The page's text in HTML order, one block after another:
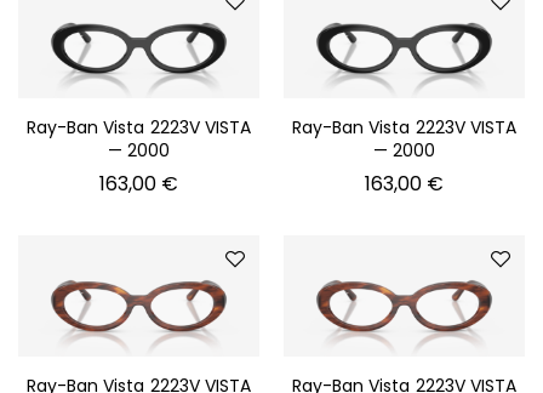
Ray-Ban Vista 2223V VISTA
— 2000
163,00 €
Ray-Ban Vista 2223V VISTA
— 2000
163,00 €
Ray-Ban Vista 2223V VISTA
Ray-Ban Vista 2223V VISTA